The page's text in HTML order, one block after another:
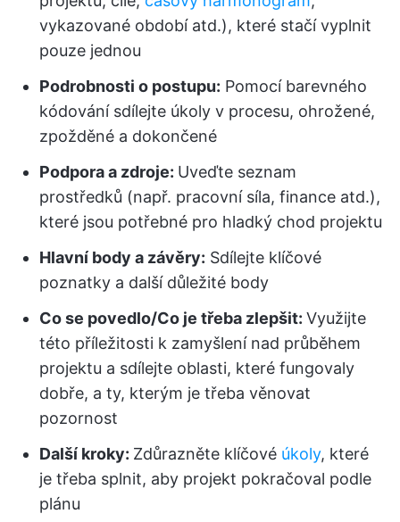
vykazované období atd.), které stačí vyplnit
pouze jednou
Podrobnosti o postupu: Pomocí barevného
kódování sdílejte úkoly v procesu, ohrožené,
zpožděné a dokončené
Podpora a zdroje: Uveďte seznam
prostředků (např. pracovní síla, finance atd.),
které jsou potřebné pro hladký chod projektu
Hlavní body a závěry: Sdílejte klíčové
poznatky a další důležité body
Co se povedlo/Co je třeba zlepšit: Využijte
této příležitosti k zamyšlení nad průběhem
projektu a sdílejte oblasti, které fungovaly
dobře, a ty, kterým je třeba věnovat
pozornost
Další kroky: Zdůrazněte klíčové úkoly, které
je třeba splnit, aby projekt pokračoval podle
plánu